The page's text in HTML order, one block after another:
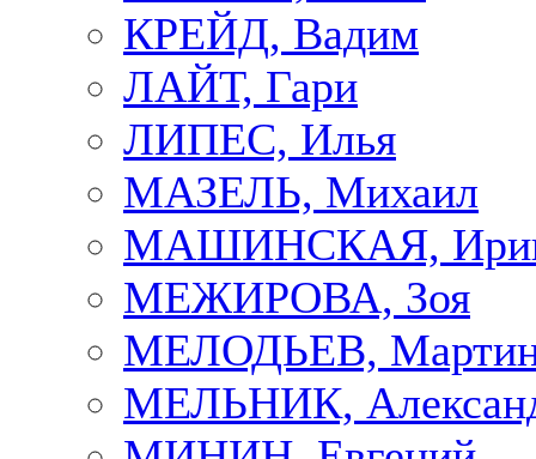
КРЕЙД, Вадим
ЛАЙТ, Гари
ЛИПЕС, Илья
МАЗЕЛЬ, Михаил
МАШИНСКАЯ,
МЕЖИРОВА, Зоя
МЕЛОДЬЕВ,
МЕЛЬНИК,